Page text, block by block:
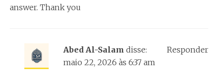
answer. Thank you
Abed Al-Salam disse:
maio 22, 2026 às 6:37 am
Responder